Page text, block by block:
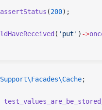
assertStatus (200);
( 'put' ) ->
Cache;